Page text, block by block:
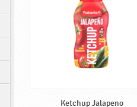
Ketchup Jalapeno